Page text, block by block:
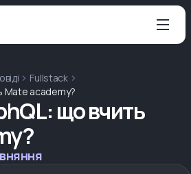
Fullstack
Mate academy?
що вчить